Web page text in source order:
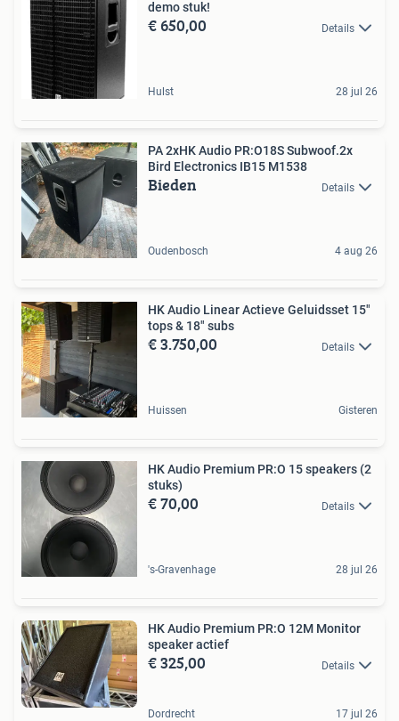
demo stuk!
€ 650,00 Details
Hulst 28 jul 26
PA 2xHK Audio PR:O18S Subwoof.2x
Bird Electronics IB15 M1538
Bieden Details
Oudenbosch 4 aug 26
HK Audio Linear Actieve Geluidsset 15"
tops & 18" subs
€ 3.750,00 Details
Huissen Gisteren
HK Audio Premium PR:O 15 speakers (2
stuks)
€ 70,00 Details
's-Gravenhage 28 jul 26
HK Audio Premium PR:O 12M Monitor
speaker actief
€ 325,00 Details
Dordrecht 17 jul 26